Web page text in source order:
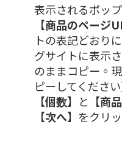
表示されるポッ
【商品のページ
トの表記どおり
グサイトに表示
のままコピー。
ピーしてください
【個数】と【商
【次へ】をクリ